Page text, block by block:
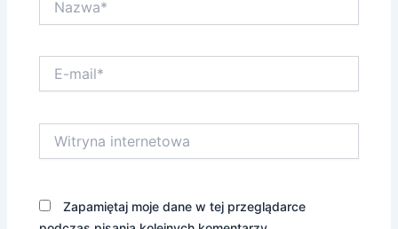
mail*
internetowa
Zapamiętaj moje dane w tej przeglądarce